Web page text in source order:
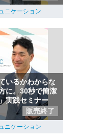
ニケーション
いるかわからな
に。30秒で簡潔
実践セミナー
販売終了
ニケーション